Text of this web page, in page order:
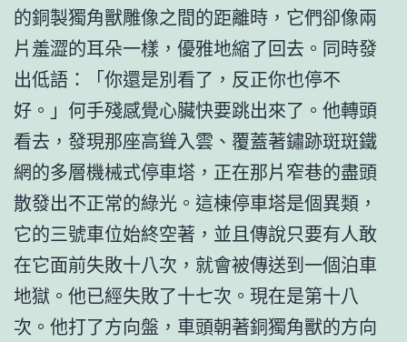
的銅製獨角獸雕像之間的距離時，它們卻像兩
片羞澀的耳朵一樣，優雅地縮了回去。同時發
出低語：「你還是別看了，反正你也停不
好。」何手殘感覺心臟快要跳出來了。他轉頭
看去，發現那座高聳入雲、覆蓋著鏽跡斑斑鐵
網的多層機械式停車塔，正在那片窄巷的盡頭
散發出不正常的綠光。這棟停車塔是個異類，
它的三號車位始終空著，並且傳說只要有人敢
在它面前失敗十八次，就會被傳送到一個泊車
地獄。他已經失敗了十七次。現在是第十八
次。他打了方向盤，車頭朝著銅獨角獸的方向